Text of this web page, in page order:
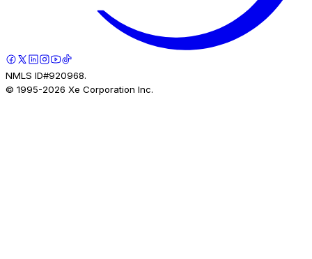
NMLS ID#920968.
© 1995-2026 Xe Corporation Inc.